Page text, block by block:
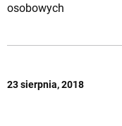
osobowych
23 sierpnia, 2018